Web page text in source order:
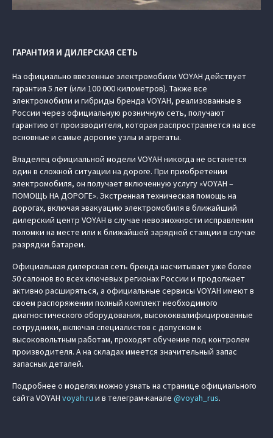
ГАРАНТИЯ И ДИЛЕРСКАЯ СЕТЬ
На официально ввезенные электромобили VOYAH действует
гарантия 5 лет (или 100 000 километров). Также все
электромобили и гибриды бренда VOYAH, реализованные в
России через официальную розничную сеть, получают
гарантию от производителя, которая распространяется на все
основные и самые дорогие узлы и агрегаты.
Владелец официальной модели VOYAH никогда не останется
один в сложной ситуации на дороге. При приобретении
электромобиля, он получает включенную услугу «VOYAH –
ПОМОЩЬ НА ДОРОГЕ». Экстренная техническая помощь на
дорогах, включая эвакуацию электромобиля в ближайший
дилерский центр VOYAH в случае невозможности исправления
поломки на месте или к ближайшей зарядной станции в случае
разрядки батареи.
Официальная дилерская сеть бренда насчитывает уже более
50 салонов во всех ключевых регионах России и продолжает
активно расширяться, а официальные сервисы VOYAH имеют в
своем распоряжении полный комплект необходимого
диагностического оборудования, высококвалифицированные
сотрудники, включая специалистов с допуском к
высоковольтным работам, проходят обучение под контролем
производителя. А на складах имеется значительный запас
запасных деталей.
Подробнее о моделях можно узнать на странице официального
сайта VOYAH voyah.ru и в телеграм-канале @voyah_rus.